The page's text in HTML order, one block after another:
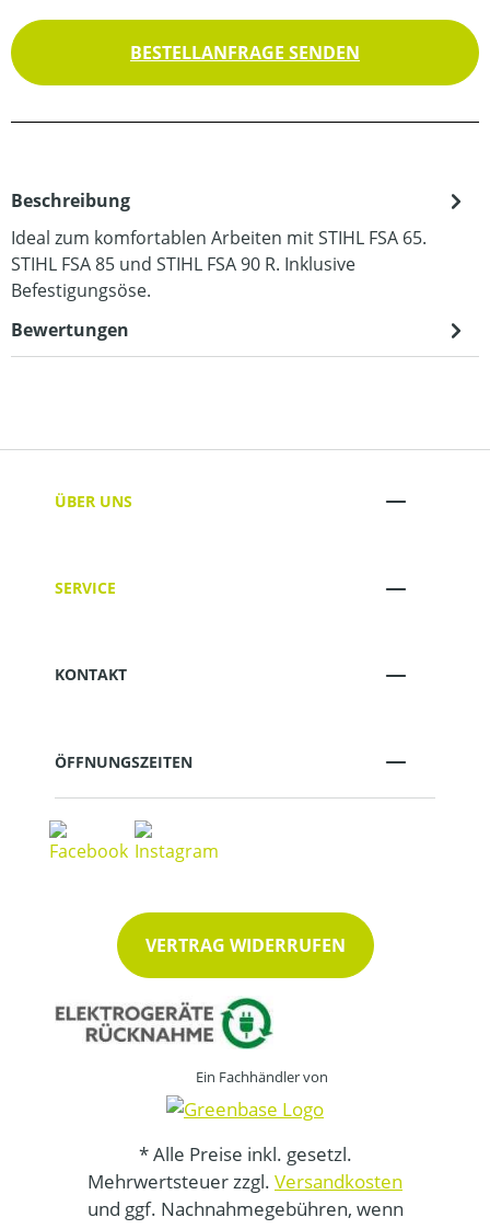
BESTELLANFRAGE SENDEN
Beschreibung
Ideal zum komfortablen Arbeiten mit STIHL FSA 65.
STIHL FSA 85 und STIHL FSA 90 R. Inklusive
Befestigungsöse.
Bewertungen
ÜBER UNS
SERVICE
KONTAKT
ÖFFNUNGSZEITEN
VERTRAG WIDERRUFEN
Ein Fachhändler von
* Alle Preise inkl. gesetzl.
Mehrwertsteuer zzgl. Versandkosten
und ggf. Nachnahmegebühren, wenn